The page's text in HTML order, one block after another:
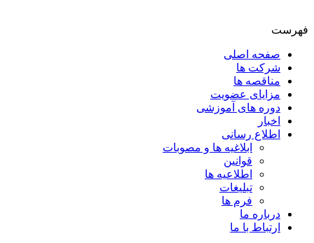
فهرست
صفحه اصلی
شرکت ها
مناقصه ها
مزایای عضویت
دوره های آموزشی
اخبار
اطلاع رسانی
ابلاغیه ها و مصوبات
قوانین
اطلاعیه ها
تبلیغات
فرم ها
درباره ما
ارتباط با ما